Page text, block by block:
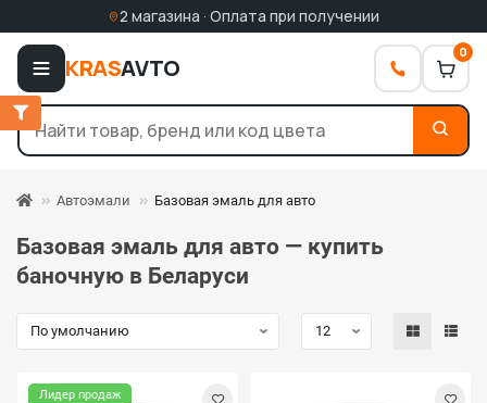
2 магазина · Оплата при получении
KRASAVTO
0
Автоэмали Базовая эмаль для авто
Базовая эмаль для авто — купить
баночную в Беларуси
Лидер продаж